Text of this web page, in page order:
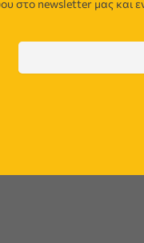
στο newsletter μας και